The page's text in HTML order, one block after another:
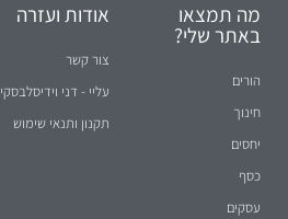
מה תמצאו
באתר שלי?
הורים
חינוך
יחסים
כסף
עסקים
אודות ועזרה
צור קשר
עליי - דני וידיסלבסקי
תקנון ותנאי שימוש